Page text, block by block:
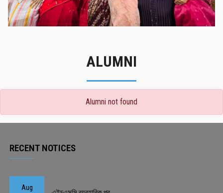
ALUMNI
Alumni not found
RECENT NOTICES
Aug